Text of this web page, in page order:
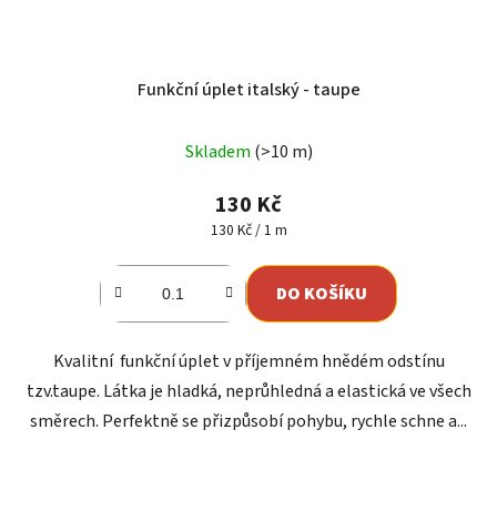
Funkční úplet italský - taupe
Skladem (>10 m)
130 Kč
Měrná
130 Kč / 1 m
DO KOŠÍKU
Kvalitní funkční úplet v příjemném hnědém odstínu
tzv.taupe. Látka je hladká, neprůhledná a elastická ve všech
směrech. Perfektně se přizpůsobí pohybu, rychle schne a...